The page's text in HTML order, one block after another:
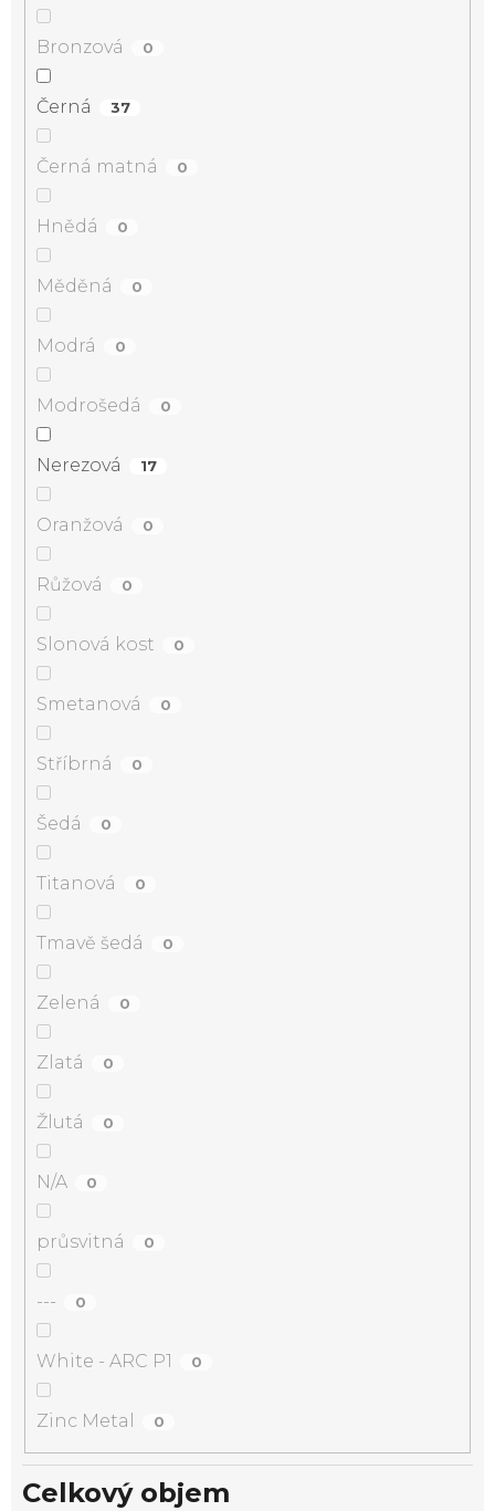
Bronzová 0
Černá 37
Černá matná 0
Hnědá 0
Měděná 0
Modrá 0
Modrošedá 0
Nerezová 17
Oranžová 0
Růžová 0
Slonová kost 0
Smetanová 0
Stříbrná 0
Šedá 0
Titanová 0
Tmavě šedá 0
Zelená 0
Zlatá 0
Žlutá 0
N/A 0
průsvitná 0
--- 0
White - ARC P1 0
Zinc Metal 0
Celkový objem